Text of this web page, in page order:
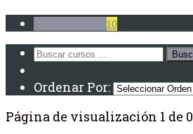
10
Ordenar Por:
Página de visualización 1 de 0